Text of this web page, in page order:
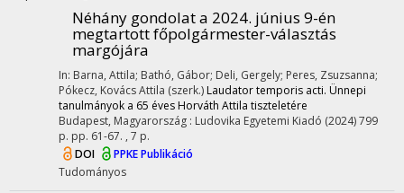
Néhány gondolat a 2024. június 9-én
megtartott főpolgármester-választás
margójára
In: Barna, Attila; Bathó, Gábor; Deli, Gergely; Peres, Zsuzsanna;
Pókecz, Kovács Attila (szerk.) Laudator temporis acti. Ünnepi
tanulmányok a 65 éves Horváth Attila tiszteletére
Budapest, Magyarország : Ludovika Egyetemi Kiadó (2024)799
p. pp. 61-67. , 7 p.
DOI
PPKE Publikáció
Tudományos